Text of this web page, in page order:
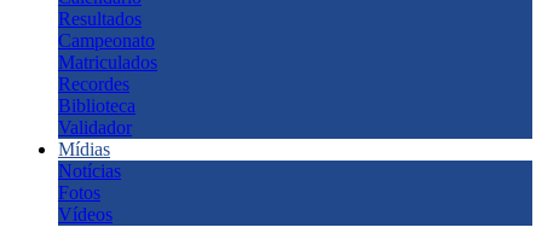
Resultados
Campeonato
Matriculados
Recordes
Biblioteca
Validador
Mídias
Notícias
Fotos
Vídeos